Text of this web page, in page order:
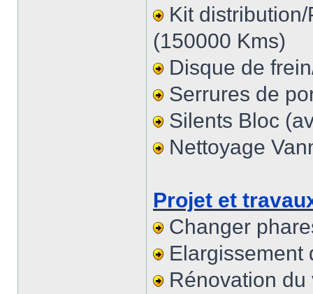
Kit
(150000 Kms)
Disque de
Serrures de
Silents Bloc
Nettoyage
Projet et
Changer
Elargissement
Rénovation du